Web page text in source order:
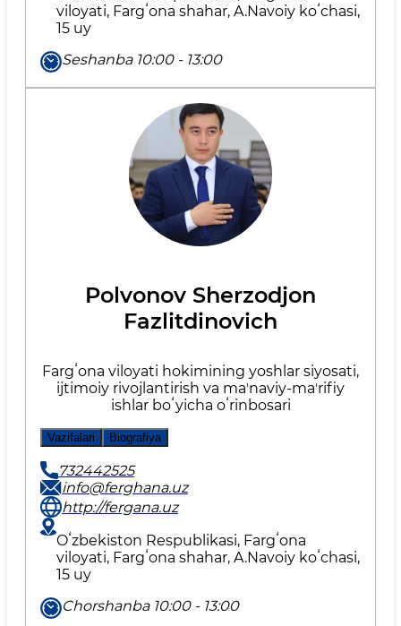
viloyati, Fargʻona shahar, A.Navoiy koʻchasi,
15 uy
Seshanba 10:00 - 13:00
Polvonov Sherzodjon
Fazlitdinovich
Fargʻona viloyati hokimining yoshlar siyosati,
ijtimoiy rivojlantirish va maʼnaviy-maʼrifiy
ishlar boʻyicha oʻrinbosari
Vazifalari Biografiya
732442525
info@ferghana.uz
http://fergana.uz
Oʻzbekiston Respublikasi, Fargʻona
viloyati, Fargʻona shahar, A.Navoiy koʻchasi,
15 uy
Chorshanba 10:00 - 13:00